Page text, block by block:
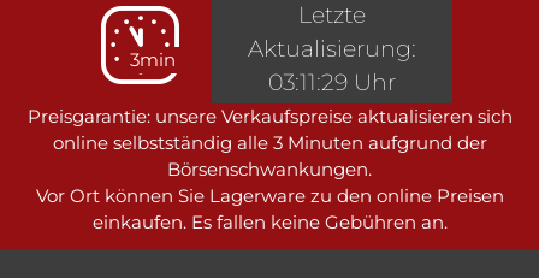
3min
Preisgarantie: unsere Verkaufspreise aktualisieren sich
online selbstständig alle 3 Minuten aufgrund der
Börsenschwankungen.
Vor Ort können Sie Lagerware zu den online Preisen
einkaufen. Es fallen keine Gebühren an.
Letzte
Aktualisierung:
03:11:29 Uhr